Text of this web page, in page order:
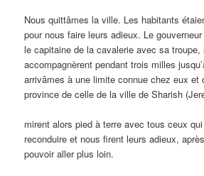
Nous quittâmes la ville. Les habitants
pour nous faire leurs adieux. Le
le capitaine de la cavalerie avec sa troupe,
accompagnèrent pendant trois milles
arrivâmes à une limite connue chez eux et
province de celle de la ville de Sharish
mirent alors pied à terre avec tous ceux
reconduire et nous firent leurs adieux,
pouvoir aller plus loin.